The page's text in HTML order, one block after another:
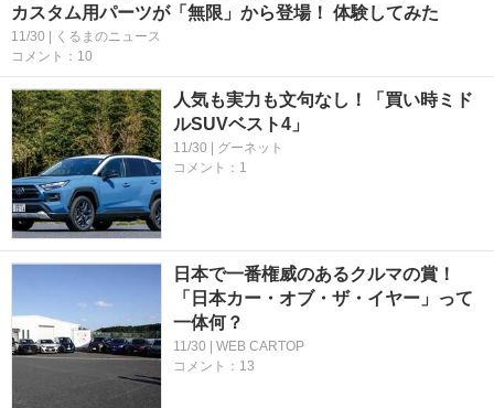
カスタム用パーツが「無限」から登場！ 体験してみた
11/30 | くるまのニュース
コメント：10
人気も実力も文句なし！「買い時ミド
ルSUVベスト4」
11/30 | グーネット
コメント：1
日本で一番権威のあるクルマの賞！
「日本カー・オブ・ザ・イヤー」って
一体何？
11/30 | WEB CARTOP
コメント：13